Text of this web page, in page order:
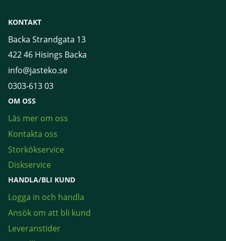
KONTAKT
Backa Strandgata 13
422 46 Hisings Backa
info@jasteko.se
0303-613 03
OM OSS
Läs mer om oss
Kontakta oss
Storkökservice
Diskservice
HANDLA/BLI KUND
Logga in och handla
Ansök om att bli kund
Leveranstider